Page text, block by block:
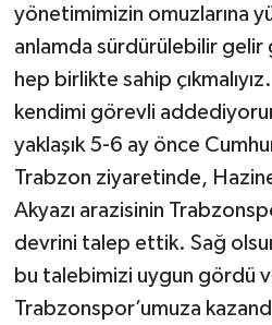
yönetimimizin omuzlarına
anlamda sürdürülebilir
hep birlikte sahip
kendimi görevli
yaklaşık 5-6 ay önce
Trabzon ziyaretinde,
Akyazı arazisinin
devrini talep ettik. Sağ
bu talebimizi uygun gördü
Trabzonspor’umuza